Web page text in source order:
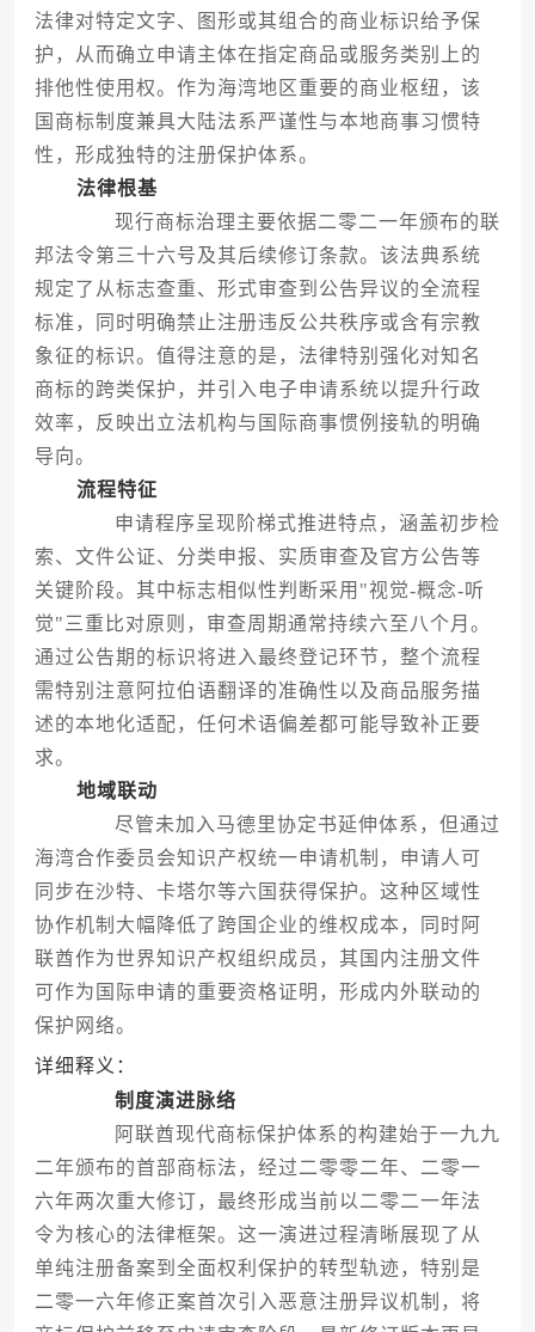
法律对特定文字、图形或其组合的商业标识给予保
护，从而确立申请主体在指定商品或服务类别上的
排他性使用权。作为海湾地区重要的商业枢纽，该
国商标制度兼具大陆法系严谨性与本地商事习惯特
性，形成独特的注册保护体系。
法律根基
现行商标治理主要依据二零二一年颁布的联
邦法令第三十六号及其后续修订条款。该法典系统
规定了从标志查重、形式审查到公告异议的全流程
标准，同时明确禁止注册违反公共秩序或含有宗教
象征的标识。值得注意的是，法律特别强化对知名
商标的跨类保护，并引入电子申请系统以提升行政
效率，反映出立法机构与国际商事惯例接轨的明确
导向。
流程特征
申请程序呈现阶梯式推进特点，涵盖初步检
索、文件公证、分类申报、实质审查及官方公告等
关键阶段。其中标志相似性判断采用"视觉-概念-听
觉"三重比对原则，审查周期通常持续六至八个月。
通过公告期的标识将进入最终登记环节，整个流程
需特别注意阿拉伯语翻译的准确性以及商品服务描
述的本地化适配，任何术语偏差都可能导致补正要
求。
地域联动
尽管未加入马德里协定书延伸体系，但通过
海湾合作委员会知识产权统一申请机制，申请人可
同步在沙特、卡塔尔等六国获得保护。这种区域性
协作机制大幅降低了跨国企业的维权成本，同时阿
联酋作为世界知识产权组织成员，其国内注册文件
可作为国际申请的重要资格证明，形成内外联动的
保护网络。
详细释义：
制度演进脉络
阿联酋现代商标保护体系的构建始于一九九
二年颁布的首部商标法，经过二零零二年、二零一
六年两次重大修订，最终形成当前以二零二一年法
令为核心的法律框架。这一演进过程清晰展现了从
单纯注册备案到全面权利保护的转型轨迹，特别是
二零一六年修正案首次引入恶意注册异议机制，将